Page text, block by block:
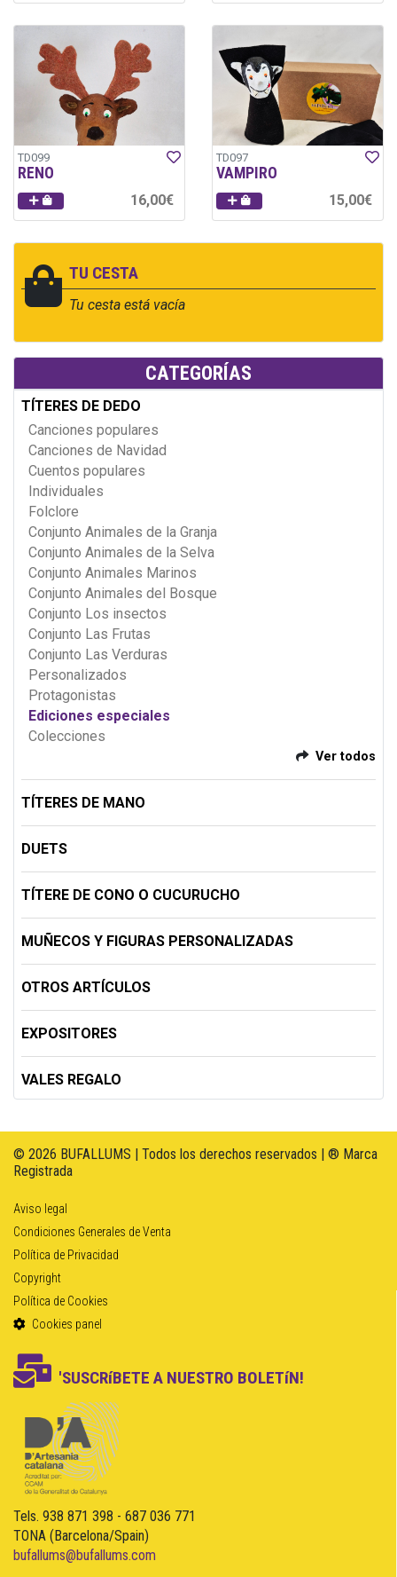
TU CESTA
Tu cesta está vacía
CATEGORÍAS
TÍTERES DE DEDO
Canciones populares
Canciones de Navidad
Cuentos populares
Individuales
Folclore
Conjunto Animales de la Granja
Conjunto Animales de la Selva
Conjunto Animales Marinos
Conjunto Animales del Bosque
Conjunto Los insectos
Conjunto Las Frutas
Conjunto Las Verduras
Personalizados
Protagonistas
Ediciones especiales
Colecciones
Ver todos
TÍTERES DE MANO
DUETS
TÍTERE DE CONO O CUCURUCHO
MUÑECOS Y FIGURAS PERSONALIZADAS
OTROS ARTÍCULOS
EXPOSITORES
VALES REGALO
TD099
RENO
16,00€
TD097
VAMPIRO
15,00€
© 2026 BUFALLUMS | Todos los derechos reservados | ® Marca
Registrada
Aviso legal
Condiciones Generales de Venta
Política de Privacidad
Copyright
Política de Cookies
Cookies panel
'SUSCRíBETE A NUESTRO BOLETíN!
Tels. 938 871 398 - 687 036 771
TONA (Barcelona/Spain)
bufallums@bufallums.com